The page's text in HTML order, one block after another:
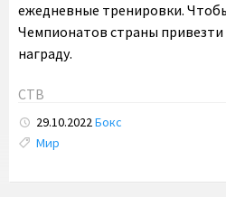
ежедневные тренировки.
Чемпионатов страны
награду.
СТВ
29.10.2022Бокс
Tags:
Мир